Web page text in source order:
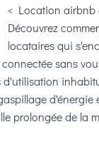
< Location airbnb
Découvrez
locataires qui
sans
d'utilisation
d'énergie
prolongée de la